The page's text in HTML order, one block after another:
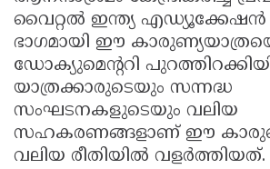
വൈറ്റൽ ഇന്ത്യ എഡ്യൂക്കേഷൻ
ഭാഗമായി ഈ
ഡോക്യുമെൻ്ററി
യാത്രക്കാരുടെയും സന്നദ്ധ
സംഘടനകളുടെയും വലിയ
സഹകരണങ്ങളാണ് ഈ
വലിയ രീതിയിൽ വളർത്തിയത്.